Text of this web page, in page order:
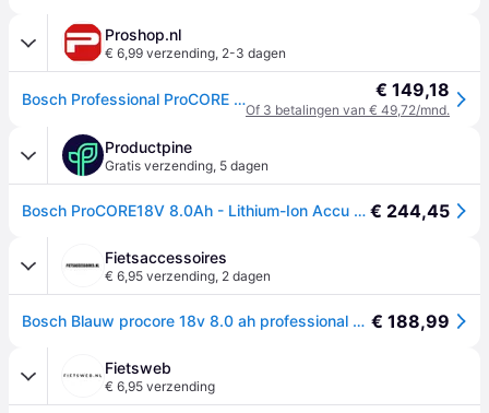
Proshop.nl
€ 6,99 verzending, 2-3 dagen
Bosch Professional ProCORE Batterij € 149,18
Of 3 betalingen van € 49,72/mnd.
Productpine
Gratis verzending, 5 dagen
Bosch ProCORE18V 8.0Ah - Lithium-Ion Accu - 87% meer vermogen - COOLPACK 2.0 (1 stuk) € 244,45
Fietsaccessoires
€ 6,95 verzending, 2 dagen
Bosch Blauw procore 18v 8.0 ah professional accu 8.0ah performance - 1600a016gk € 188,99
Fietsweb
€ 6,95 verzending